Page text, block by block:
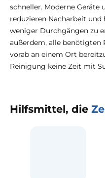
schneller. Moderne Geräte
reduzieren Nacharbeit und
weniger Durchgängen zu
außerdem, alle
vorab an einem Ort
Reinigung keine Zeit mit
Hilfsmittel, die